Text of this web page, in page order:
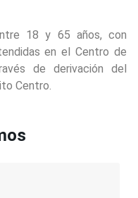
18 y 65 años, con
en el Centro de
de derivación del
Centro.